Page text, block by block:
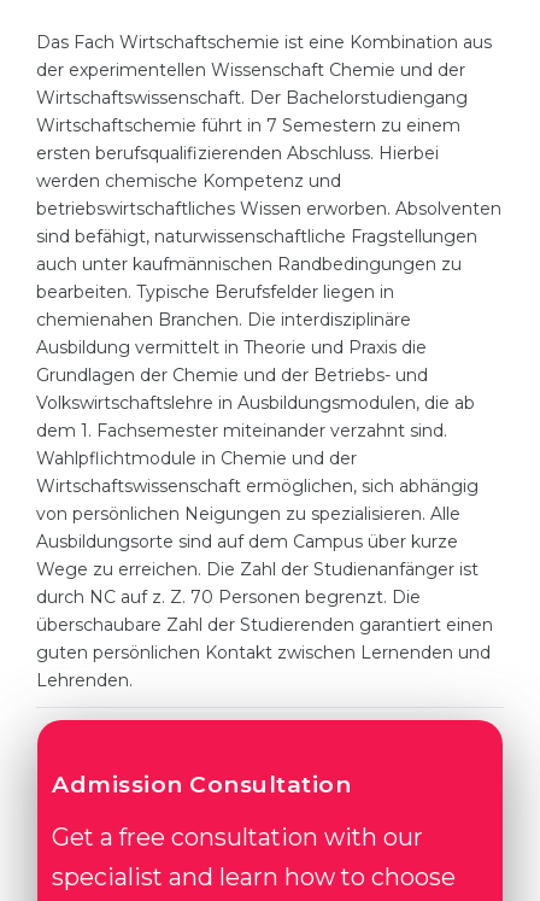
PROFESSIONS
Professions
Fields of Study
Sample Vacancies
CAREER GUIDANCE
Holland Test
Interest Map Test
RIASEC Test
Success at
100%
Our students successfully enroll in
WE APPLY FOR...
Medicine
Engineering
Physics
Management
Other Field
WE APPLY FROM...
Russia
Ukraine
Kazakhstan
Azerbaijan
Armenia
Belarus
Other Country
BOOK A CONSULTATION
Das Fach Wirtschaftschemie ist eine Kombination aus
der experimentellen Wissenschaft Chemie und der
Wirtschaftswissenschaft. Der Bachelorstudiengang
Wirtschaftschemie führt in 7 Semestern zu einem
ersten berufsqualifizierenden Abschluss. Hierbei
werden chemische Kompetenz und
betriebswirtschaftliches Wissen erworben. Absolventen
sind befähigt, naturwissenschaftliche Fragstellungen
auch unter kaufmännischen Randbedingungen zu
bearbeiten. Typische Berufsfelder liegen in
chemienahen Branchen. Die interdisziplinäre
Ausbildung vermittelt in Theorie und Praxis die
Grundlagen der Chemie und der Betriebs- und
Volkswirtschaftslehre in Ausbildungsmodulen, die ab
dem 1. Fachsemester miteinander verzahnt sind.
Wahlpflichtmodule in Chemie und der
Wirtschaftswissenschaft ermöglichen, sich abhängig
von persönlichen Neigungen zu spezialisieren. Alle
Ausbildungsorte sind auf dem Campus über kurze
Wege zu erreichen. Die Zahl der Studienanfänger ist
durch NC auf z. Z. 70 Personen begrenzt. Die
überschaubare Zahl der Studierenden garantiert einen
guten persönlichen Kontakt zwischen Lernenden und
Lehrenden.
Admission Consultation
Get a free consultation with our
specialist and learn how to choose